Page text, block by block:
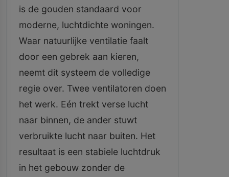
is de gouden standaard voor
moderne, luchtdichte woningen.
Waar natuurlijke ventilatie faalt
door een gebrek aan kieren,
neemt dit systeem de volledige
regie over. Twee ventilatoren doen
het werk. Eén trekt verse lucht
naar binnen, de ander stuwt
verbruikte lucht naar buiten. Het
resultaat is een stabiele luchtdruk
in het gebouw zonder de